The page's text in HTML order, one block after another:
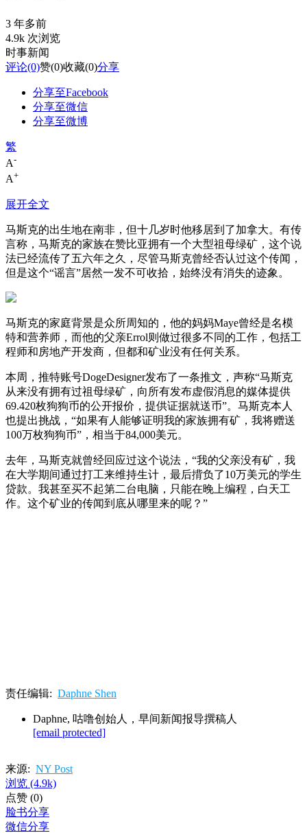
3 年多前
4.9k 次浏览
时事新闻
评论(0)赞(0)收藏(0)分享
分享至Facebook
分享至微信
分享至微博
繁
A-
A+
展开全文
马斯克的出生地在南非，但十几岁时他移居到了加拿大。有传
言称，马斯克的家族在赞比亚拥有一个大型祖母绿矿，这个说
法已经流传了五六年之久，尽管马斯克曾经否认过这个传闻，
但是这个“谣言”居然一发不可收拾，始终没有消失的迹象。
马斯克的家庭背景是众所周知的，他的妈妈Maye曾经是名模
特和营养师，而他的父亲Errol则做过很多不同的工作，包括工
程师和房地产开发商，但都和矿业没有任何关系。
本周，推特账号DogeDesigner发布了一条推文，声称“马斯克
从来没有拥有过祖母绿矿，向所有发布虚假消息的媒体提供
69.420枚狗狗币的公开报价，提供证据就送币”。马斯克本人
也提出挑战，“如果有人能够证明我的家族拥有矿，我将赠送
100万枚狗狗币”，相当于84,000美元。
去年，马斯克就曾经回应过这个说法，“我的父亲没有矿，我
在大学期间通过打工来维持生计，最后揹负了10万美元的学生
贷款。我甚至买不起第二台电脑，只能在晚上编程，白天工
作。这个矿业的传闻到底从哪里来的呢？”
责任编辑: Daphne Shen
Daphne, 咕噜创始人，早间新闻报导撰稿人
[email protected]
来源: NY Post
浏览 (4.9k)
点赞 (0)
脸书分享
微信分享